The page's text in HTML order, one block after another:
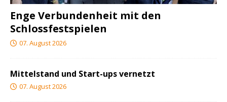
Enge Verbundenheit mit den
Schlossfestspielen
07. August 2026
Mittelstand und Start-ups vernetzt
07. August 2026